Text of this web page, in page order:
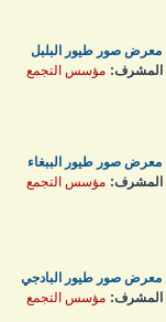
معرض صور طيور البلبل
المشرف: مؤسس التجمع
معرض صور طيور الببغاء
المشرف: مؤسس التجمع
معرض صور طيور البادجي
المشرف: مؤسس التجمع